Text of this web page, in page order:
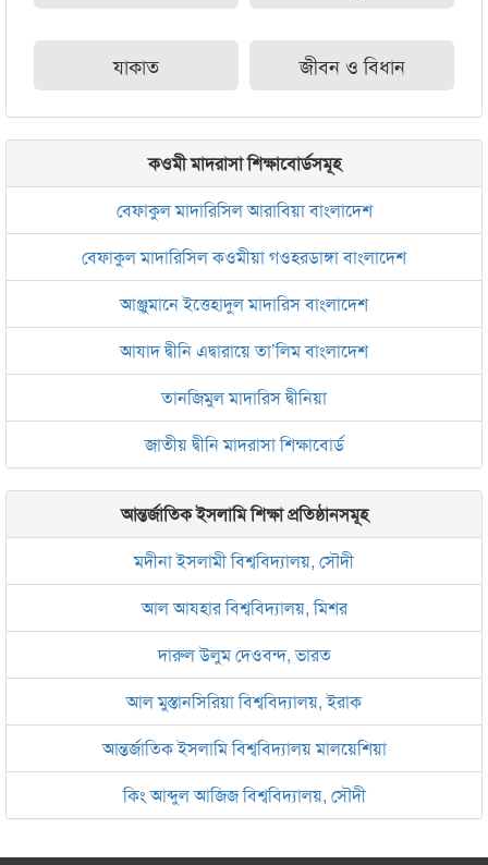
যাকাত জীবন ও বিধান
কওমী মাদরাসা শিক্ষাবোর্ডসমূহ
বেফাকুল মাদারিসিল আরাবিয়া বাংলাদেশ
বেফাকুল মাদারিসিল কওমীয়া গওহরডাঙ্গা বাংলাদেশ
আঞ্জুমানে ইত্তেহাদুল মাদারিস বাংলাদেশ
আযাদ দ্বীনি এদ্বারায়ে তা’লিম বাংলাদেশ
তানজিমুল মাদারিস দ্বীনিয়া
জাতীয় দ্বীনি মাদরাসা শিক্ষাবোর্ড
আন্তর্জাতিক ইসলামি শিক্ষা প্রতিষ্ঠানসমূহ
মদীনা ইসলামী বিশ্ববিদ্যালয়, সৌদী
আল আযহার বিশ্ববিদ্যালয়, মিশর
দারুল উলুম দেওবন্দ, ভারত
আল মুস্তানসিরিয়া বিশ্ববিদ্যালয়, ইরাক
আন্তর্জাতিক ইসলামি বিশ্ববিদ্যালয় মালয়েশিয়া
কিং আব্দুল আজিজ বিশ্ববিদ্যালয়, সৌদী